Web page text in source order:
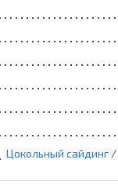
Цокольный сайдинг /